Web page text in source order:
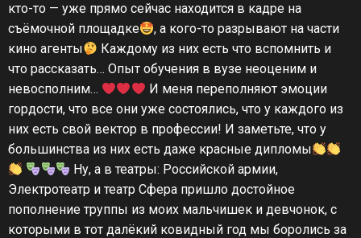
кто-то — уже прямо сейчас находится в кадре на
съёмочной площадке
, а кого-то разрывают на части
кино агенты
Каждому из них есть что вспомнить и
что рассказать… Опыт обучения в вузе неоценим и
невосполним…
И меня переполняют эмоции
гордости, что все они уже состоялись, что у каждого из
них есть свой вектор в профессии! И заметьте, что у
большинства из них есть даже красные дипломы
Ну, а в театры: Российской армии,
Электротеатр и театр Сфера пришло достойное
пополнение труппы из моих мальчишек и девчонок, с
которыми в тот далёкий ковидный год мы боролись за